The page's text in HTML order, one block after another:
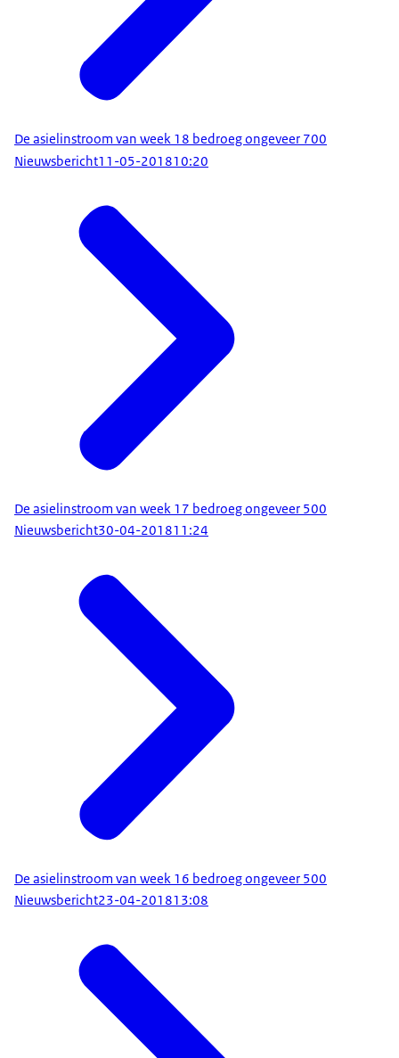
De asielinstroom van week 18 bedroeg ongeveer 700
Nieuwsbericht11-05-201810:20
De asielinstroom van week 17 bedroeg ongeveer 500
Nieuwsbericht30-04-201811:24
De asielinstroom van week 16 bedroeg ongeveer 500
Nieuwsbericht23-04-201813:08